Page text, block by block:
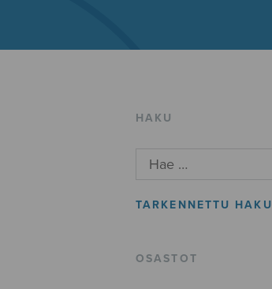
HAKU
TARKENNETTU HAKU
OSASTOT